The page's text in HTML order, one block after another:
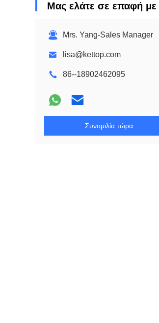
Μας ελάτε σε επαφή με
Mrs. Yang-Sales Manager
lisa@kettop.com
86--18902462095
Συνομιλία τώρα